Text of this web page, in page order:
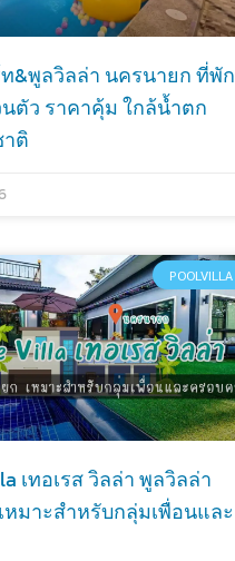
&พูลวิลล่า นครนายก ที่พัก
ตัว ราคาคุ้ม ใกล้น้ำตก
ติ
POOLVILLA
เทอเรส วิลล่า พูลวิลล่า
หมาะสำหรับกลุ่มเพื่อนและ